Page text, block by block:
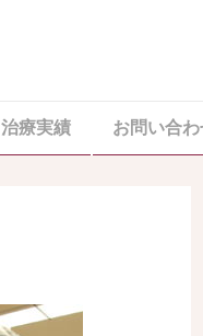
治療実績 お問い合わ